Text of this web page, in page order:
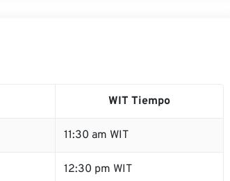
WIT Tiempo
11:30 am WIT
12:30 pm WIT